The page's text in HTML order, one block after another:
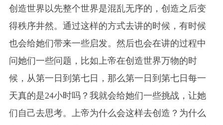
创造世界以先整个世界是混乱无序的，创造之后变
得秩序井然。通过这样的方式去讲的时候，有时候
也会给她们带来一些启发。然后也会在讲的过程中
问她们一些问题，比如上帝在创造世界万物的时
候，从第一日到第七日，那么第一日到第七日每一
天真的是24小时吗？我就会给她们一些挑战，让她
们 自己去思考。上帝为什么会这样去创造？为什么